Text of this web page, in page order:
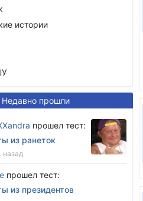
истории
Недавно прошли
прошел тест:
из ранеток
назад
прошел тест:
из президентов